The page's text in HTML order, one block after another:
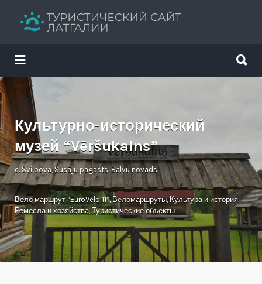
Путеводитель твоего отдыха
Искать:
Культурно-исторический
музей “Vēršukalns”
c. Svilpova, Susāju pagasts, Balvu novads
Вело маршрут “EuroVelo 11”,Веломаршруты,Культура и история,
Ремесла и хозяйства,Туристические объекты